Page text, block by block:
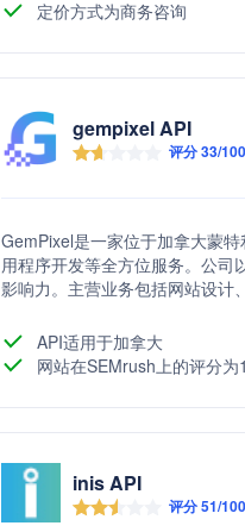
定价方式为商务咨询
gempixel API
评分 33/100
GemPixel是一家位于加拿大蒙
用程序开发等全方位服务。公司
影响力。主营业务包括网站设计
API适用于加拿大
网站在SEMrush上的评分为
inis API
评分 51/100